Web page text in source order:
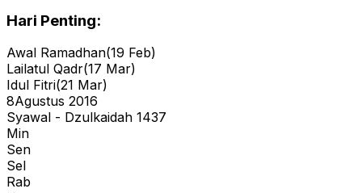
Hari Penting:
Awal Ramadhan(19 Feb)
Lailatul Qadr(17 Mar)
Idul Fitri(21 Mar)
8Agustus 2016
Syawal - Dzulkaidah 1437
Min
Sen
Sel
Rab